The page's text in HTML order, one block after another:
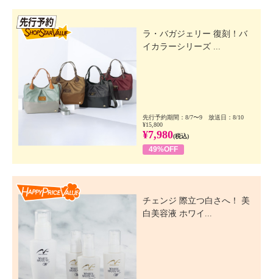
ラ・バガジェリー 復刻！バ
イカラーシリーズ ...
先行予約期間：8/7〜9 放送日：8/10
¥15,800
¥7,980(税込)
49%OFF
チェンジ 際立つ白さへ！ 美
白美容液 ホワイ...